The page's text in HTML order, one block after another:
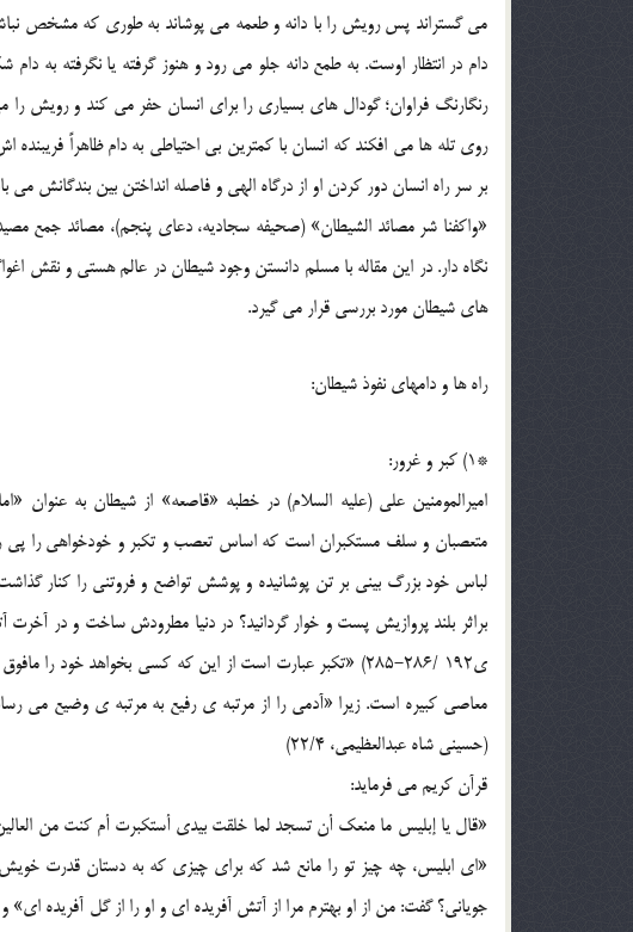
می گستراند پس رویش را با دانه و طعمه می پوشاند به طوری که مشخص
دام در انتظار اوست. به طمع دانه جلو می رود و هنوز گرفته یا نگرفته به
رنگارنگ فراوان؛ گودال های بسیاری را برای انسان حفر می کند و رویش
بر سر راه انسان دور کردن او از درگاه الهی و فاصله انداختن بین بندگانش
«واکفنا شر مصائد الشیطان» (صحیفه سجادیه، دعای پنجم)، مصائد جمع
نگاه دار. در این مقاله با مسلم دانستن وجود شیطان در عالم هستی و نقش
های شیطان مورد بررسی قرار می گیرد.
راه ها و دامهای نفوذ شیطان:
*1) کبر و غرور:
امیرالمومنین علی (علیه السلام) در خطبه «قاصعه» از شیطان به عنوان
متعصبان و سلف مستکبران است که اساس تعصب و تکبر و خودخواهی را پی
لباس خود بزرگ بینی بر تن پوشانیده و پوشش تواضع و فروتنی را کنار
براثر بلند پروازیش پست و خوار گردانید؟ در دنیا مطرودش ساخت و در
معاصی کبیره است. زیرا «آدمی را از مرتبه ی رفیع به مرتبه ی وضیع می
(حسینی شاه عبدالعظیمی، 22/4)
قرآن کریم می فرماید:
«ای ابلیس، چه چیز تو را مانع شد که برای چیزی که به دستان قدرت
جویانی؟ گفت: من از او بهترم مرا از آتش آفریده ای و او را از گل آفریده